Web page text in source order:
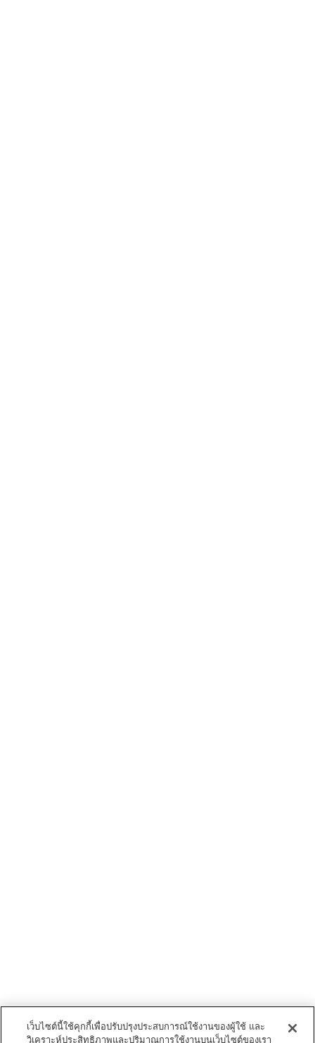
เว็บไซต์นี้ใช้คุกกี้เพื่อปรับปรุงประสบการณ์ใช้งานของผู้ใช้ และ
วิเคราะห์ประสิทธิภาพและปริมาณการใช้งานบนเว็บไซต์ของเรา